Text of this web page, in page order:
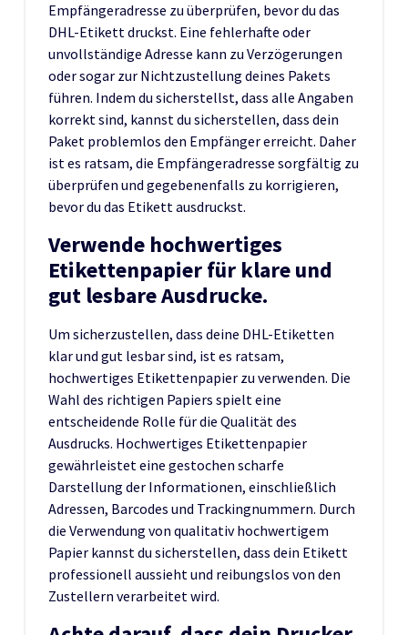
Empfängeradresse zu überprüfen, bevor du das
DHL-Etikett druckst. Eine fehlerhafte oder
unvollständige Adresse kann zu Verzögerungen
oder sogar zur Nichtzustellung deines Pakets
führen. Indem du sicherstellst, dass alle Angaben
korrekt sind, kannst du sicherstellen, dass dein
Paket problemlos den Empfänger erreicht. Daher
ist es ratsam, die Empfängeradresse sorgfältig zu
überprüfen und gegebenenfalls zu korrigieren,
bevor du das Etikett ausdruckst.
Verwende hochwertiges
Etikettenpapier für klare und
gut lesbare Ausdrucke.
Um sicherzustellen, dass deine DHL-Etiketten
klar und gut lesbar sind, ist es ratsam,
hochwertiges Etikettenpapier zu verwenden. Die
Wahl des richtigen Papiers spielt eine
entscheidende Rolle für die Qualität des
Ausdrucks. Hochwertiges Etikettenpapier
gewährleistet eine gestochen scharfe
Darstellung der Informationen, einschließlich
Adressen, Barcodes und Trackingnummern. Durch
die Verwendung von qualitativ hochwertigem
Papier kannst du sicherstellen, dass dein Etikett
professionell aussieht und reibungslos von den
Zustellern verarbeitet wird.